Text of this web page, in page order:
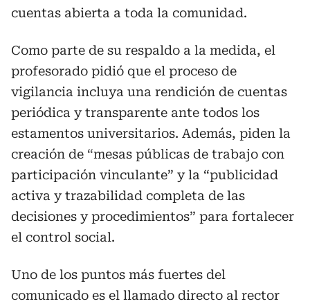
cuentas abierta a toda la comunidad.
Como parte de su respaldo a la medida, el
profesorado pidió que el proceso de
vigilancia incluya una rendición de cuentas
periódica y transparente ante todos los
estamentos universitarios. Además, piden la
creación de “mesas públicas de trabajo con
participación vinculante” y la “publicidad
activa y trazabilidad completa de las
decisiones y procedimientos” para fortalecer
el control social.
Uno de los puntos más fuertes del
comunicado es el llamado directo al rector